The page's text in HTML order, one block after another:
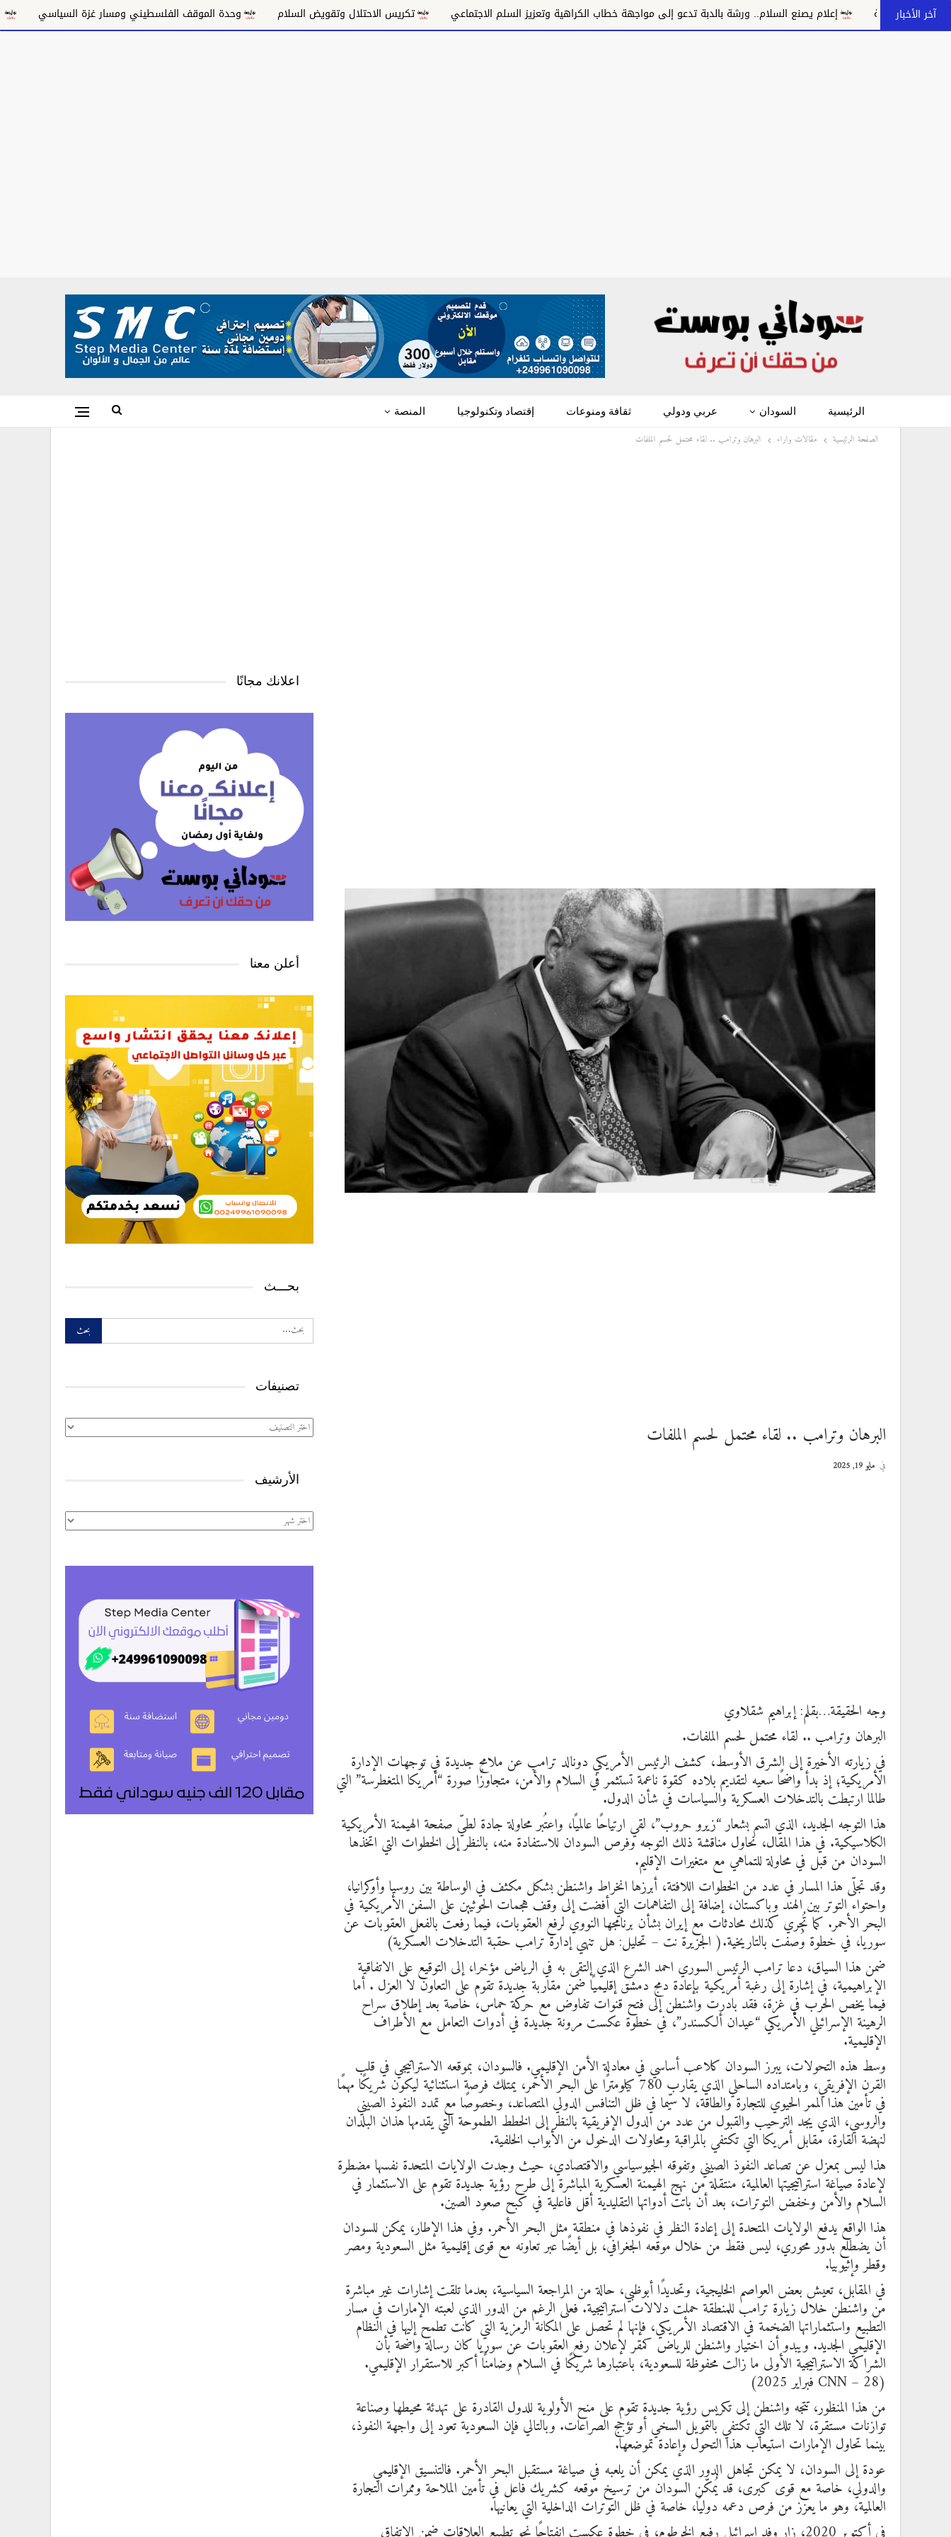
آخر الأخبار
إعلام يصنع السلام.. ورشة بالدبة تدعو إلى مواجهة خطاب الكراهية وتعزيز السلم الاجتماعي تكريس الاحتلال وتقويض السلام وحدة الموقف الفلسطيني ومسار غزة السياسي مكانة الغناء
الرئيسية السودان عربي ودولي ثقافة ومنوعات إقتصاد وتكنولوجيا المنصة
الصفحة الرئيسية مقالات واراء البرهان وترامب .. لقاء محتمل لحسم الملفات
البرهان وترامب .. لقاء محتمل لحسم الملفات
في مايو 19, 2025
وجه الحقيقة…بقلم: إبراهيم شقلاوي
البرهان وترامب .. لقاء محتمل لحسم الملفات.
في زيارته الأخيرة إلى الشرق الأوسط، كشف الرئيس الأمريكي دونالد ترامب عن ملامح جديدة في توجهات الإدارة
الأمريكية؛ إذ بدأ واضحًا سعيه لتقديم بلاده كقوة ناعمة تستثمر في السلام والأمن، متجاوزًا صورة “أمريكا المتغطرسة” التي
طالما ارتبطت بالتدخلات العسكرية والسياسات في شأن الدول.
هذا التوجه الجديد، الذي اتسم بشعار “زيرو حروب”، لقي ارتياحًا عالميًا، واعتُبر محاولة جادة لطيّ صفحة الهيمنة الأمريكية
الكلاسيكية. في هذا المقال، نحاول مناقشة ذلك التوجه وفرص السودان للاستفادة منه، بالنظر إلى الخطوات التي اتخذها
السودان من قبل في محاولة للتماهي مع متغيرات الإقليم.
وقد تجلّى هذا المسار في عدد من الخطوات اللافتة، أبرزها انخراط واشنطن بشكل مكثف في الوساطة بين روسيا وأوكرانيا،
واحتواء التوتر بين الهند وباكستان، إضافة إلى التفاهمات التي أفضت إلى وقف هجمات الحوثيين على السفن الأمريكية في
البحر الأحمر. كما تُجري كذلك محادثات مع إيران بشأن برنامجها النووي لرفع العقوبات، فيما رفعت بالفعل العقوبات عن
سوريا، في خطوة وُصفت بالتاريخية.( الجزيرة نت – تحليل: هل تنهي إدارة ترامب حقبة التدخلات العسكرية)
ضمن هذا السياق، دعا ترامب الرئيس السوري احمد الشرع الذي إلتقى به في الرياض مؤخرا، إلى التوقيع على الاتفاقية
الإبراهيمية، في إشارة إلى رغبة أمريكية بإعادة دمج دمشق إقليميًا ضمن مقاربة جديدة تقوم على التعاون لا العزل . أما
فيما يخص الحرب في غزة، فقد بادرت واشنطن إلى فتح قنوات تفاوض مع حركة حماس، خاصة بعد إطلاق سراح
الرهينة الإسرائيلي الأمريكي “عيدان ألكسندر”، في خطوة عكست مرونة جديدة في أدوات التعامل مع الأطراف
الإقليمية.
وسط هذه التحولات، يبرز السودان كلاعب أساسي في معادلة الأمن الإقليمي. فالسودان، بموقعه الاستراتيجي في قلب
القرن الإفريقي، وبامتداده الساحلي الذي يقارب 780 كيلومترًا على البحر الأحمر، يمتلك فرصة استثنائية ليكون شريكًا مهمًا
في تأمين هذا الممر الحيوي للتجارة والطاقة، لا سيّما في ظل التنافس الدولي المتصاعد، وخصوصًا مع تمدد النفوذ الصيني
والروسي، الذي يجد الترحيب والقبول من عدد من الدول الإفريقية بالنظر إلى الخطط الطموحة التي يقدمها هذان البلدان
لنهضة القارة، مقابل أمريكا التي تكتفي بالمراقبة ومحاولات الدخول من الأبواب الخلفية.
هذا ليس بمعزل عن تصاعد النفوذ الصيني وتفوقه الجيوسياسي والاقتصادي، حيث وجدت الولايات المتحدة نفسها مضطرة
لإعادة صياغة استراتيجيتها العالمية، منتقلة من نهج الهيمنة العسكرية المباشرة إلى طرح رؤية جديدة تقوم على الاستثمار في
السلام والأمن وخفض التوترات، بعد أن باتت أدواتها التقليدية أقل فاعلية في كبح صعود الصين.
هذا الواقع يدفع الولايات المتحدة إلى إعادة النظر في نفوذها في منطقة مثل البحر الأحمر. وفي هذا الإطار، يمكن للسودان
أن يضطلع بدور محوري، ليس فقط من خلال موقعه الجغرافي، بل أيضًا عبر تعاونه مع قوى إقليمية مثل السعودية ومصر
وقطر وإثيوبيا.
في المقابل، تعيش بعض العواصم الخليجية، وتحديدًا أبوظبي، حالة من المراجعة السياسية، بعدما تلقت إشارات غير مباشرة
من واشنطن خلال زيارة ترامب للمنطقة حملت دلالات استراتيجية. فعلى الرغم من الدور الذي لعبته الإمارات في مسار
التطبيع واستثماراتها الضخمة في الاقتصاد الأمريكي، فإنها لم تحصل على المكانة الرمزية التي كانت تطمح إليها في النظام
الإقليمي الجديد. ويبدو أن اختيار واشنطن للرياض كمقر لإعلان رفع العقوبات عن سوريا كان رسالة واضحة بأن
الشراكة الاستراتيجية الأولى ما زالت محفوظة للسعودية، باعتبارها شريكًا في السلام وضامنًا أكبر للاستقرار الإقليمي.
(CNN – 28 فبراير 2025)
من هذا المنظور، تتجه واشنطن إلى تكريس رؤية جديدة تقوم على منح الأولوية للدول القادرة على تهدئة محيطها وصناعة
توازنات مستقرة، لا تلك التي تكتفي بالتمويل السخي أو تؤجج الصراعات. وبالتالي فإن السعودية تعود إلى واجهة النفوذ،
بينما تحاول الإمارات استيعاب هذا التحول وإعادة تموضعها.
عودة إلى السودان، لا يمكن تجاهل الدور الذي يمكن أن يلعبه في صياغة مستقبل البحر الأحمر. فالتنسيق الإقليمي
والدولي، خاصة مع قوى كبرى، قد يُمكّن السودان من ترسيخ موقعه كشريك فاعل في تأمين الملاحة وممرات التجارة
العالمية، وهو ما يعزز من فرص دعمه دوليًا، خاصة في ظل التوترات الداخلية التي يعانيها.
اعلانك مجانًا
أعلن معنا
بحـــث
تصنيفات
تصنيفات
الأرشيف
الأرشيف